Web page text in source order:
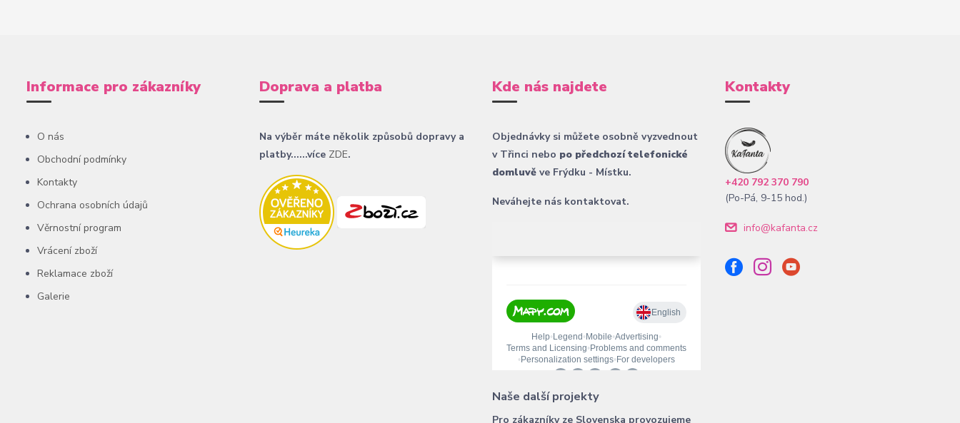
Informace pro zákazníky
O nás
Obchodní podmínky
Kontakty
Ochrana osobních údajů
Věrnostní program
Vrácení zboží
Reklamace zboží
Galerie
Doprava a platba
Na výběr máte několik způsobů dopravy a
platby......více ZDE.
Kde nás najdete
Objednávky si můžete osobně vyzvednout
v Třinci nebo po předchozí telefonické
domluvě ve Frýdku - Místku.
Neváhejte nás kontaktovat.
Naše další projekty
Pro zákazníky ze Slovenska provozujeme
Kontakty
+420 792 370 790
(Po-Pá, 9-15 hod.)
info@kafanta.cz